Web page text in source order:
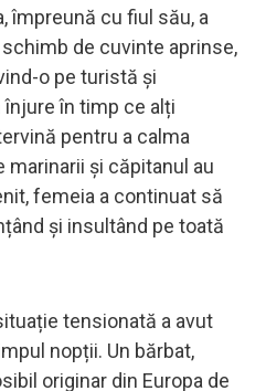
împreună cu fiul său, a
de cuvinte aprinse,
o pe turistă și
în timp ce alți
pentru a calma
marinarii și căpitanul au
femeia a continuat să
și insultând pe toată
tensionată a avut
nopții. Un bărbat,
originar din Europa de